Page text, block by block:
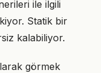
ile ilgili
Statik bir
kalabiliyor.
görmek